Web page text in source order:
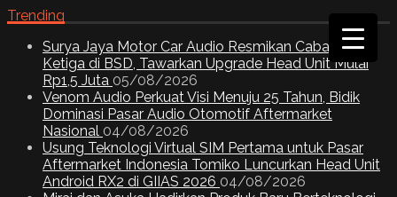
Trending
Surya Jaya Motor Car Audio Resmikan Cabang
Ketiga di BSD, Tawarkan Upgrade Head Unit Mulai
Rp1,5 Juta 05/08/2026
Venom Audio Perkuat Visi Menuju 25 Tahun, Bidik
Dominasi Pasar Audio Otomotif Aftermarket
Nasional 04/08/2026
Usung Teknologi Virtual SIM Pertama untuk Pasar
Aftermarket Indonesia Tomiko Luncurkan Head Unit
Android RX2 di GIIAS 2026 04/08/2026